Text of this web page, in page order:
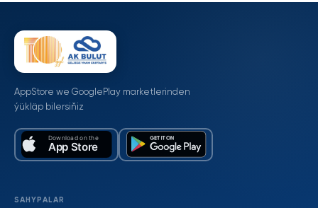
AppStore we GooglePlay marketlerinden
ýükläp bilersiňiz
SAHYPALAR